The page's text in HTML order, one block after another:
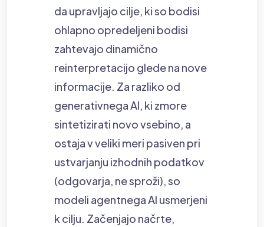
da upravljajo cilje, ki so bodisi
ohlapno opredeljeni bodisi
zahtevajo dinamično
reinterpretacijo glede na nove
informacije. Za razliko od
generativnega AI, ki zmore
sintetizirati novo vsebino, a
ostaja v veliki meri pasiven pri
ustvarjanju izhodnih podatkov
(odgovarja, ne sproži), so
modeli agentnega AI usmerjeni
k cilju. Začenjajo načrte,